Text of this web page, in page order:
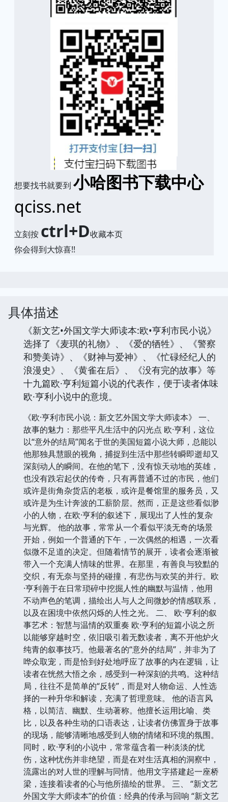
想要找书就要到 小哈图书下载中心
qciss.net
立刻按 ctrl+D收藏本页
你会得到大惊喜!!
具体描述
《新文艺•外国文学大师读本:欧•亨利市民小说》
选择了《麦琪的礼物》、《爱的牺牲》、《警察
和赞美诗》、《财神与爱神》、《忙碌经纪人的
浪漫史》、《黄雀在后》、《没有完的故事》等
十九篇欧·亨利短篇小说的代表作，便于读者体味
欧·亨利小说中的意境。
《欧·亨利市民小说：新文艺外国文学大师读本》 一、
故事的魅力：那些平凡生活中的闪光点 欧·亨利，这位
以“意外的结局”闻名于世的美国短篇小说大师，总能以
他那独具慧眼的视角，捕捉到生活中那些转瞬即逝却又
深刻动人的瞬间。在他的笔下，没有惊天动地的英雄，
也没有跌宕起伏的传奇，只有再普通不过的市民，他们
或许是街角杂货店的老板，或许是餐馆里的服务员，又
或许是为生计奔波的工薪阶层。然而，正是这些看似渺
小的人物，在欧·亨利的叙述下，展现出了人性的复杂
与光辉。 他的故事，常常从一个看似平淡无奇的场景
开始，例如一个普通的下午，一次偶然的相遇，一次看
似微不足道的决定。但随着情节的展开，读者会逐渐被
带入一个充满人情味的世界。在那里，有善良与狡黠的
交织，有无奈与坚持的碰撞，有悲伤与欢笑的并行。欧
·亨利善于在日常琐碎中挖掘人性的幽默与温情，他用
不动声色的笔调，描绘出人与人之间微妙的情感联系，
以及在困境中依然闪烁的人性之光。 二、 欧·亨利的叙
事艺术：智慧与温情的双重奏 欧·亨利的短篇小说之所
以能够穿越时空，依旧吸引着无数读者，离不开他炉火
纯青的叙事技巧。他最著名的“意外的结局”，并非为了
哗众取宠，而是恰到好处地呼应了故事的内在逻辑，让
读者在恍然大悟之余，感受到一种深刻的共鸣。这种结
局，往往不是简单的“反转”，而是对人物命运、人性选
择的一种升华和解读，充满了哲理意味。 他的语言风
格，以简洁、幽默、生动著称。他擅长运用比喻、类
比，以及各种生动的口语表达，让读者仿佛置身于故事
的现场，能够清晰地感受到人物的情绪和环境的氛围。
同时，欧·亨利的小说中，常常蕴含着一种淡淡的忧
伤，这种忧伤并非绝望，而是在对生活真相的洞察中，
流露出的对人世的理解与同情。他用文字搭建起一座桥
梁，连接着读者的心与他所描绘的世界。 三、 “新文艺
外国文学大师读本”的价值：经典的传承与回响 “新文艺